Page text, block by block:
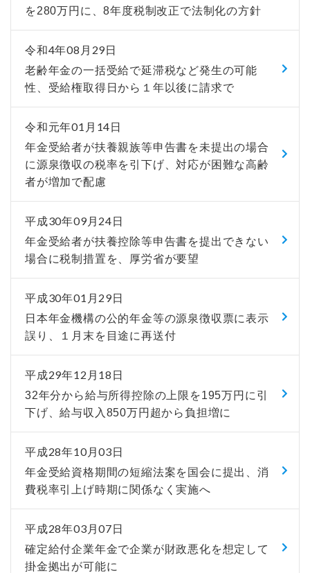
を280万円に、8年度税制改正で法制化の方針
令和4年08月29日
老齢年金の一括受給で延滞税など発生の可能
性、受給権取得日から１年以後に請求で
令和元年01月14日
年金受給者が扶養親族等申告書を未提出の場合
に源泉徴収の税率を引下げ、対応が困難な高齢
者が増加で配慮
平成30年09月24日
年金受給者が扶養控除等申告書を提出できない
場合に税制措置を、厚労省が要望
平成30年01月29日
日本年金機構の公的年金等の源泉徴収票に表示
誤り、１月末を目途に再送付
平成29年12月18日
32年分から給与所得控除の上限を195万円に引
下げ、給与収入850万円超から負担増に
平成28年10月03日
年金受給資格期間の短縮法案を国会に提出、消
費税率引上げ時期に関係なく実施へ
平成28年03月07日
確定給付企業年金で企業が財政悪化を想定して
掛金拠出が可能に